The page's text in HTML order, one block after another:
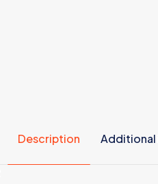
Description